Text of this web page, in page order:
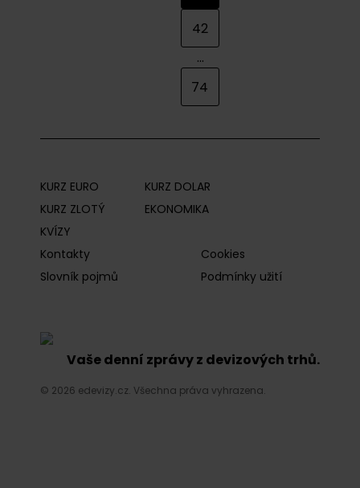
42
...
74
KURZ EURO
KURZ DOLAR
KURZ ZLOTÝ
EKONOMIKA
KVÍZY
Kontakty
Cookies
Slovník pojmů
Podmínky užití
Vaše denní zprávy z devizových trhů.
© 2026 edevizy.cz. Všechna práva vyhrazena.